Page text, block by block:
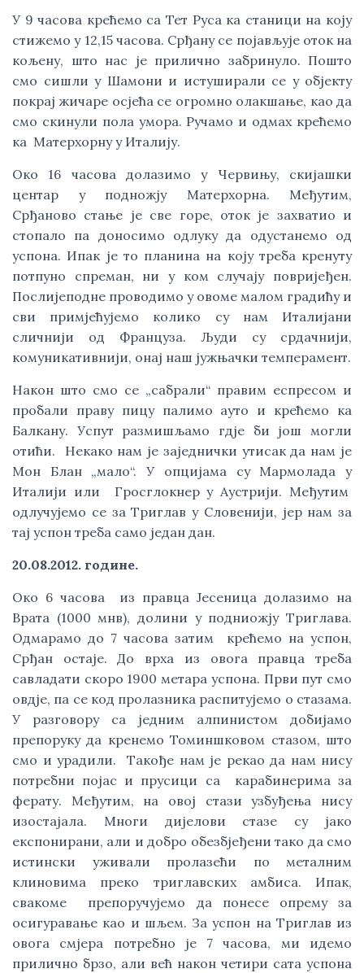
У 9 часова крећемо са Тет Руса ка станици на коју
стижемо у 12,15 часова. Срђану се појављује оток на
кољену, што нас је прилично забринуло. Пошто
смо сишли у Шамони и истуширали се у објекту
покрај жичаре осјећа се огромно олакшање, као да
смо скинули пола умора. Ручамо и одмах крећемо
ка Матерхорну у Италију.
Око 16 часова долазимо у Червињу, скијашки
центар у подножју Матерхорна. Међутим,
Срђаново стање је све горе, оток је захватио и
стопало па доносимо одлуку да одустанемо од
успона. Ипак је то планина на коју треба кренуту
потпуно спреман, ни у ком случају повријеђен.
Послијеподне проводимо у овоме малом градићу и
сви примјећујемо колико су нам Италијани
сличнији од Француза. Људи су срдачнији,
комуникативнији, онај наш јужњачки темперамент.
Након што смо се „сабрали“ правим еспресом и
пробали праву пицу палимо ауто и крећемо ка
Балкану. Успут размишљамо гдје би још могли
отићи. Некако нам је заједнички утисак да нам је
Мон Блан „мало“. У опцијама су Мармолада у
Италији или Гросглокнер у Аустрији. Међутим
одлучујемо се за Триглав у Словенији, јер нам за
тај успон треба само један дан.
20.08.2012. године.
Око 6 часова из правца Јесеница долазимо на
Врата (1000 мнв), долини у подниожју Триглава.
Одмарамо до 7 часова затим крећемо на успон,
Срђан остаје. До врха из овога правца треба
савладати скоро 1900 метара успона. Први пут смо
овдје, па се код пролазника распитујемо о стазама.
У разговору са једним алпинистом добијамо
препоруку да кренемо Томиншковом стазом, што
смо и урадили. Такође нам је рекао да нам нису
потребни појас и прусици са карабинерима за
ферату. Међутим, на овој стази узбуђења нису
изостајала. Многи дијелови стазе су јако
експонирани, али и добро обезбјеђени тако да смо
истински уживали пролазећи по металним
клиновима преко триглавских амбиса. Ипак,
свакоме препоручујемо да понесе опрему за
осигуравање као и шљем. За успон на Триглав из
овога смјера потребно је 7 часова, ми идемо
прилично брзо, али већ након четири сата успона